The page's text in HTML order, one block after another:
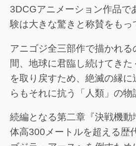
3DCGアニメーション作品で
験は大きな驚きと称賛をもっ
アニゴジ全三部作で描かれる
間、地球に君臨し続けてき
を取り戻すため、絶滅の縁
らもそれに抗う「人類」の物
続編となる第二章『決戦機動
体高300メートルを超える歴